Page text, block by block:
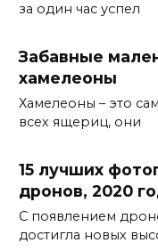
за один час успел
Забавные
хамелеоны
Хамелеоны – это
всех ящериц, они
15 лучших
дронов, 2020
С появлением
достигла новых